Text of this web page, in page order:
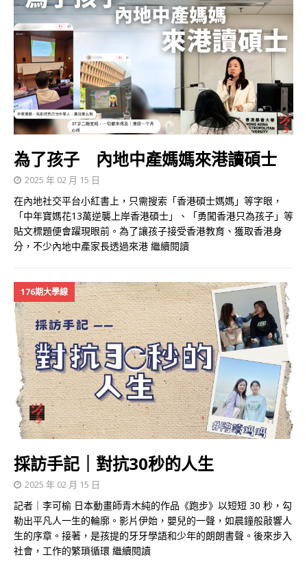
為了孩子 內地中產媽媽來港讀碩士
2025 年 02 月 15 日
在內地社交平台小紅書上，只需搜索「香港碩士媽媽」等字眼，
「中年寶媽花13萬逆襲上岸香港碩士」、「勇闖香港只為孩子」等
貼文標題便會躍現眼前。為了讓孩子接受香港教育、獲取香港身
分，不少內地中產家長透過來港 繼續閱讀
176期大學線
採訪手記｜對抗30秒的人生
2025 年 02 月 15 日
記者｜李可榆 日本動畫師青木純的作品《跑步》以短短 30 秒，勾
勒出平凡人一生的輪廓。影片伊始，嬰兒的一聲，如晨鐘般敲響人
生的序章。接著，是孩提的牙牙學語和少年的朗朗書聲。後來步入
社會，工作的繁瑣循環 繼續閱讀